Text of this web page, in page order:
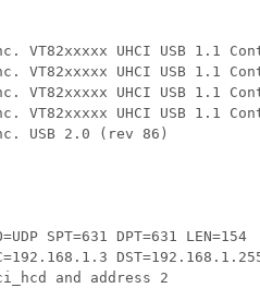
VT82xxxxx UHCI USB 1.1
VT82xxxxx UHCI USB 1.1
VT82xxxxx UHCI USB 1.1
VT82xxxxx UHCI USB 1.1
SPT=631 DPT=631 LEN=154
DST=192.168.1.255
and address 2